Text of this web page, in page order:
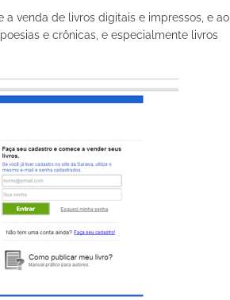
venda de livros digitais e impressos, e ao
e crônicas, e especialmente livros